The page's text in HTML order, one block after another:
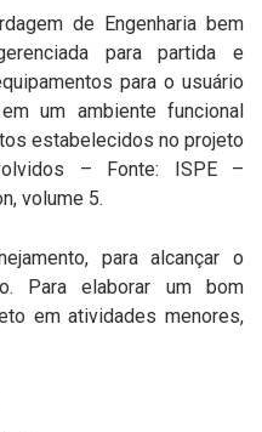
de Engenharia bem
para partida e
para o usuário
um ambiente funcional
estabelecidos no projeto
– Fonte: ISPE –
volume 5.
para alcançar o
Para elaborar um bom
em atividades menores,